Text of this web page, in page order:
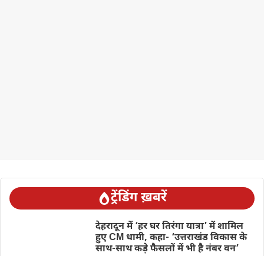
ट्रेंडिंग ख़बरें
देहरादून में ‘हर घर तिरंगा यात्रा’ में शामिल
हुए CM धामी, कहा- ‘उत्तराखंड विकास के
साथ-साथ कड़े फैसलों में भी है नंबर वन’